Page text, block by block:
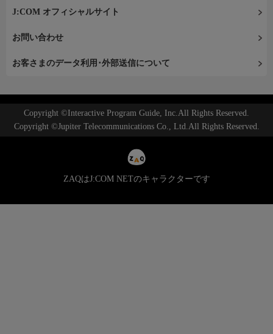
J:COM オフィシャルサイト
お問い合わせ
お客さまのデータ利用･外部送信について
Copyright ©Interactive Program Guide, Inc.All Rights Reserved.
Copyright ©Jupiter Telecommunications Co., Ltd.All Rights Reserved.
ZAQはJ:COM NETのキャラクターです